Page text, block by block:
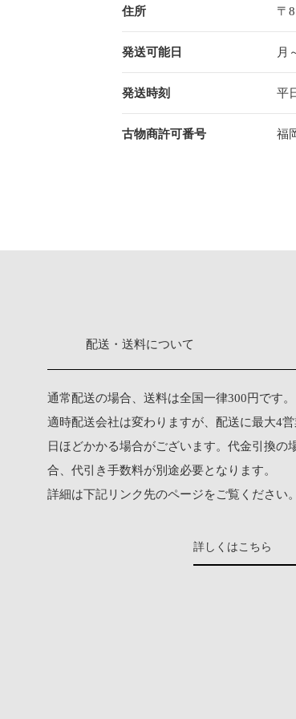
住所 〒
発送可能日 月
発送時刻 平
古物商許可番号 福
配送・送料について
通常配送の場合、送料は全国一律300円です。
適時配送会社は変わりますが、配送に最大4営
日ほどかかる場合がございます。代金引換の
合、代引き手数料が別途必要となります。
詳細は下記リンク先のページをご覧ください。
詳しくはこちら